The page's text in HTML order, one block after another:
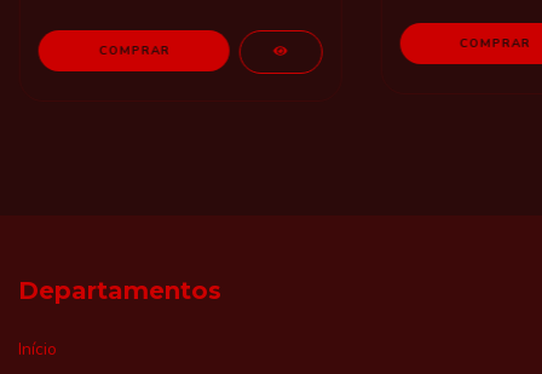
Departamentos
Início